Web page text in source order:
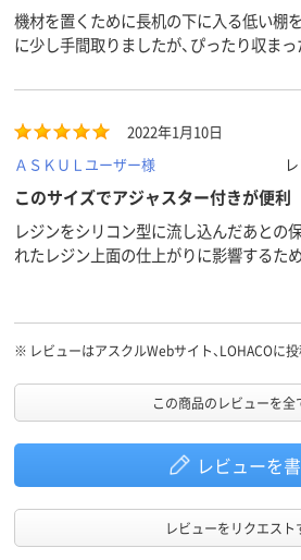
機材を置くために長机の下に入る低い棚
に少し手間取りましたが、ぴったり収まっ
2022年1月10日
ＡＳＫＵＬユーザー様
このサイズでアジャスター付きが便利
レジンをシリコン型に流し込んだあとの
れたレジン上面の仕上がりに影響するた
ジャスターが付いているのが決め手でし
※ レビューはアスクルWebサイト、LOHACOに
この商品のレビューを全
レビューを
レビューをリクエスト